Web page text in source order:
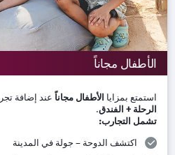
الأطفال مجاناً
استمتع بمزايا الأطفال مجاناً عند إضافة
الرحلة + الفندق.
تشمل التجارب:
اكتشف الدوحة – جولة في المدينة